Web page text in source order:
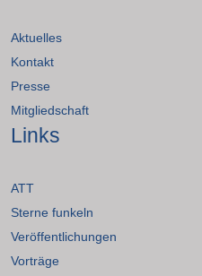
Aktuelles
Kontakt
Presse
Mitgliedschaft
Links
ATT
Sterne funkeln
Veröffentlichungen
Vorträge